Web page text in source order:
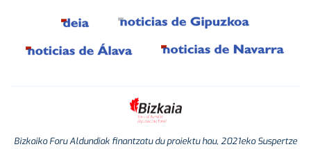
Bizkaiko Foru Aldundiak finantzatu du proiektu hau, 2021eko Suspertze